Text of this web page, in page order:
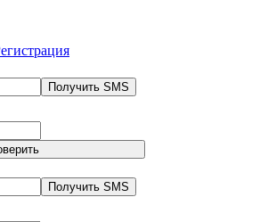
Получить SMS
Получить SMS